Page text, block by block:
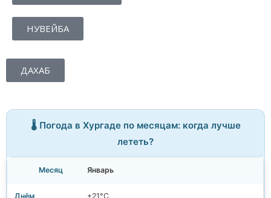
НУВЕЙБА
ДАХАБ
🌡️ Погода в Хургаде по месяцам: когда лучше
лететь?
Январь
+21°C